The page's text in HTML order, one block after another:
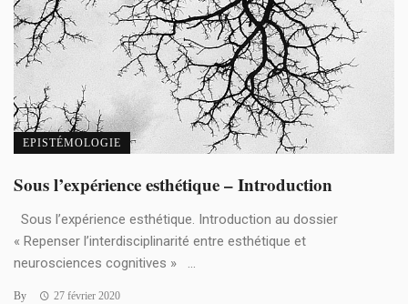
EPISTÉMOLOGIE
Sous l’expérience esthétique – Introduction
Sous l’expérience esthétique. Introduction au dossier
« Repenser l’interdisciplinarité entre esthétique et
neurosciences cognitives » ...
By 27 février 2020